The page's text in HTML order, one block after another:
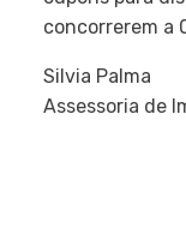
concorrerem a
Silvia Palma
Assessoria de